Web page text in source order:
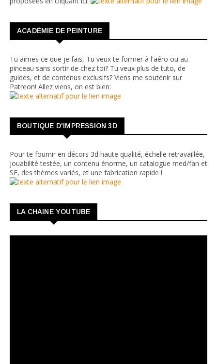
ACADÉMIE DE PEINTURE
Tu aimes ce que je fais, Tu veux te former à l'aéro ou au
pinceau sans sortir de chez toi? Tu veux plus de tuto, de
guides, et de contenus exclusifs? Viens me soutenir sur
Patreon! Allez viens, on est bien:
BOUTIQUE D'IMPRESSION 3D
Pour te fournir en décors 3d haute qualité, échelle retravaillée,
jouabilité testée, un contenu énorme, un catalogue med/fan et
SF, des thèmes variés, et une fabrication rapide !
LA CHAINE YOUTUBE